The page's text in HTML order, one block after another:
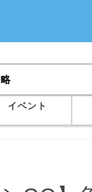
イベント